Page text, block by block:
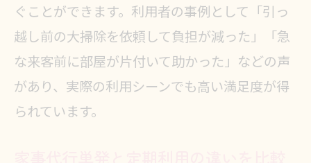
ぐことができます。利用者の事例として「引っ
越し前の大掃除を依頼して負担が減った」「急
な来客前に部屋が片付いて助かった」などの声
があり、実際の利用シーンでも高い満足度が得
られています。